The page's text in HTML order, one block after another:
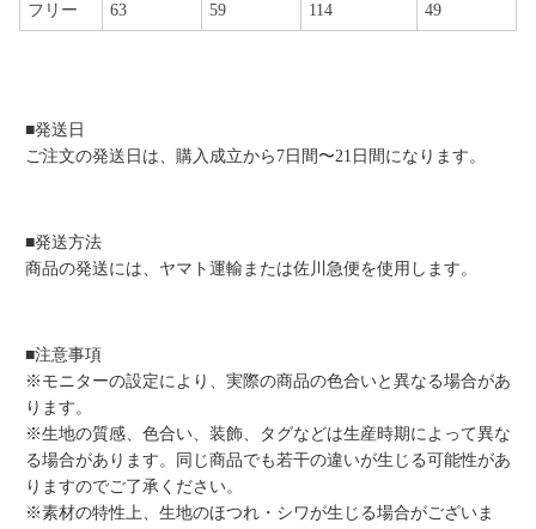
フリー 63 59 114 49
■発送日
ご注文の発送日は、購入成立から7日間〜21日間になります。
■発送方法
商品の発送には、ヤマト運輸または佐川急便を使用します。
■注意事項
※モニターの設定により、実際の商品の色合いと異なる場合があ
ります。
※生地の質感、色合い、装飾、タグなどは生産時期によって異な
る場合があります。同じ商品でも若干の違いが生じる可能性があ
りますのでご了承ください。
※素材の特性上、生地のほつれ・シワが生じる場合がございま